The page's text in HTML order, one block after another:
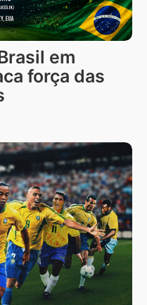
em
força das